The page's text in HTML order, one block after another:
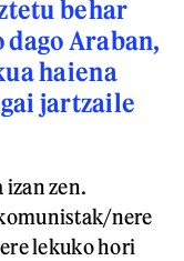
behar
dago Araban,
haiena
jartzaile
zen.
nere
lekuko hori